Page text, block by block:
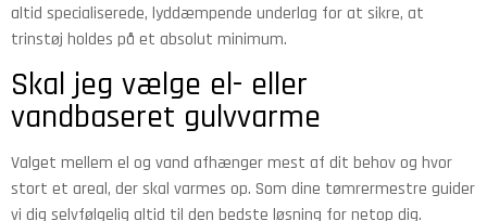
altid specialiserede, lyddæmpende underlag for at sikre, at
trinstøj holdes på et absolut minimum.
Skal jeg vælge el- eller
vandbaseret gulvvarme
Valget mellem el og vand afhænger mest af dit behov og hvor
stort et areal, der skal varmes op. Som dine tømrermestre guider
vi dig selvfølgelig altid til den bedste løsning for netop dig.